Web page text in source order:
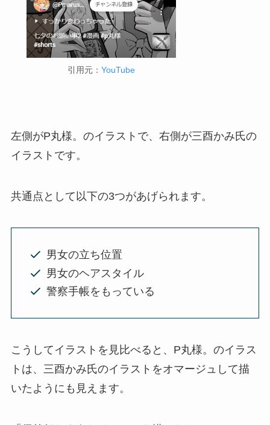
引用元： YouTube
左側がP丸様。のイラストで、右側が三酉かみ氏の
イラストです。
共通点として以下の3つがあげられます。
男女の立ち位置
男女のヘアスタイル
警察手帳をもっている
こうしてイラストを見比べると、P丸様。のイラス
トは、三酉かみ氏のイラストをオマージュして描
いたようにも見えます。